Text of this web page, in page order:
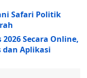
Safari Politik
Secara Online,
dan Aplikasi